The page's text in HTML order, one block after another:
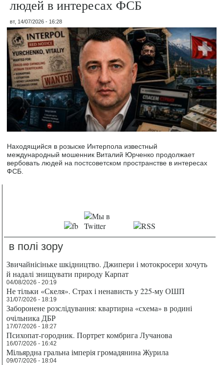
людей в интересах ФСБ
вт, 14/07/2026 - 16:28
Находящийся в розыске Интерпола известный
международный мошенник Виталий Юрченко продолжает
вербовать людей на постсоветском пространстве в интересах
ФСБ.
в полі зору
Звичайнісіньке шкідництво. Джипери і мотокросери хочуть
й надалі знищувати природу Карпат
04/08/2026 - 20:19
Не тільки «Скеля». Страх і ненависть у 225-му ОШП
31/07/2026 - 18:19
Заборонене розслідування: квартирна «схема» в родині
очільника ДБР
17/07/2026 - 18:27
Психопат-городник. Портрет комбрига Лучанова
16/07/2026 - 16:42
Мільярдна гральна імперія громадянина Журила
09/07/2026 - 18:04